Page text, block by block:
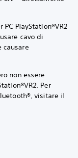
PlayStation®VR2
cavo di
causare
non essere
Per
visitare il